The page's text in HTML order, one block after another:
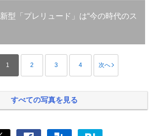
新型「プレリュード」は“今の時代のス
1 2 3 4 次へ
すべての写真を見る